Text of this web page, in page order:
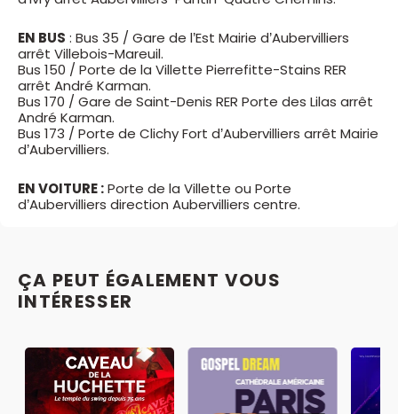
EN BUS : Bus 35 / Gare de l’Est Mairie d’Aubervilliers
arrêt Villebois-Mareuil.
Bus 150 / Porte de la Villette Pierrefitte-Stains RER
arrêt André Karman.
Bus 170 / Gare de Saint-Denis RER Porte des Lilas arrêt
André Karman.
Bus 173 / Porte de Clichy Fort d’Aubervilliers arrêt Mairie
d’Aubervilliers.
EN VOITURE :Porte de la Villette ou Porte
d’Aubervilliers direction Aubervilliers centre.
ÇA PEUT ÉGALEMENT VOUS
INTÉRESSER